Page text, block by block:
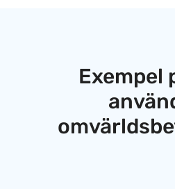
Exempel